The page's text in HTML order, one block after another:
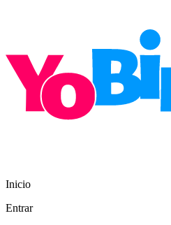
Inicio
Entrar